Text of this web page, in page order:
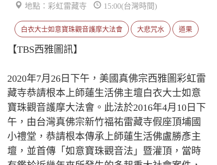
地點：彩虹雷藏寺 15:00(台灣時間)
白衣大士如意寶珠觀音護摩大法會 大悲咒水 道果
【TBS西雅圖訊】
2020年7月26日下午，美國真佛宗西雅圖彩虹雷
藏寺恭請根本上師蓮生活佛主壇白衣大士如意
寶珠觀音護摩大法會。此法於2016年4月10日下
午，由台灣真佛宗新竹福祐雷藏寺假座頂埔國
小禮堂，恭請根本傳承上師蓮生活佛盧勝彥主
壇，並首傳「如意寶珠觀音法」暨灌頂，當時